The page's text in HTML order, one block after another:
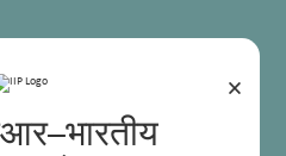
×
(2)